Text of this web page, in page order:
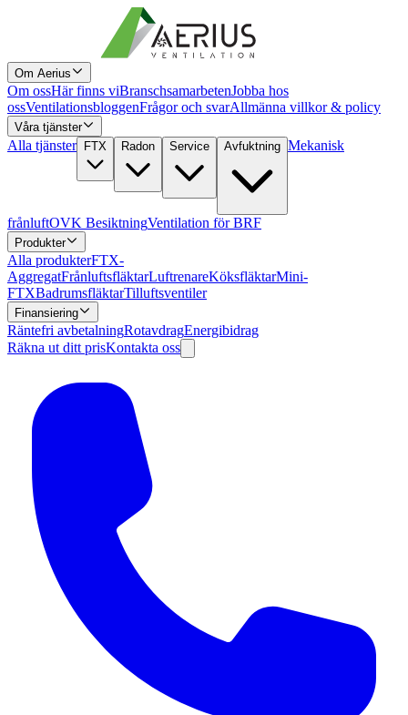
Om Aerius
Om ossHär finns viBranschsamarbetenJobba hos
ossVentilationsbloggenFrågor och svarAllmänna villkor & policy
Våra tjänster
Alla tjänster FTX Radon Service Avfuktning Mekanisk
frånluftOVK BesiktningVentilation för BRF
Produkter
Alla produkterFTX-
AggregatFrånluftsfläktarLuftrenareKöksfläktarMini-
FTXBadrumsfläktarTilluftsventiler
Finansiering
Räntefri avbetalningRotavdragEnergibidrag
Räkna ut ditt prisKontakta oss